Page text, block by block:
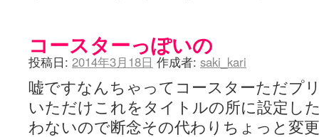
コースターっぽいの
投稿日: 2014年3月18日 作成者: saki_kari
嘘ですなんちゃってコースターただプ
いただけこれをタイトルの所に設定し
わないので断念その代わりちょっと変